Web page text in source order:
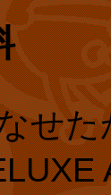
・
刻
コ
せ